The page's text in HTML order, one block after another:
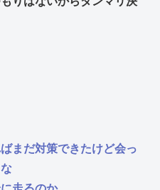
まだ対策できたけど会っ